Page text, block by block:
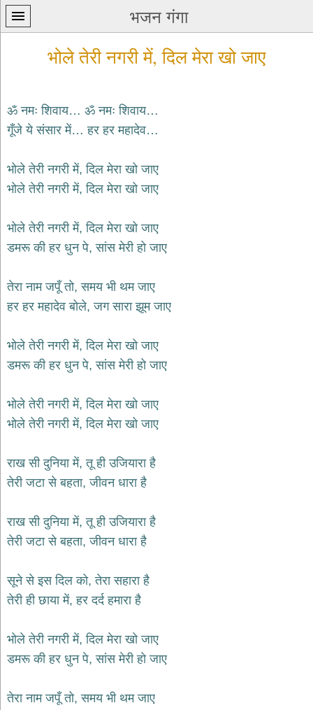
भजन गंगा
प्रथम
home
कृष्ण
bhajans
शिव
bhajans
हनुमान
hanuman
bhajans
साईं
sai
bhajans
जैन
jain
bhajans
durga
bhajans
ganesh
bhajans
भजन
raam
gurudev
भोले तेरी नगरी में, दिल मेरा खो जाए
ॐ नमः शिवाय… ॐ नमः शिवाय…
गूँजे ये संसार में… हर हर महादेव…
भोले तेरी नगरी में, दिल मेरा खो जाए
भोले तेरी नगरी में, दिल मेरा खो जाए
भोले तेरी नगरी में, दिल मेरा खो जाए
डमरू की हर धुन पे, सांस मेरी हो जाए
तेरा नाम जपूँ तो, समय भी थम जाए
हर हर महादेव बोले, जग सारा झूम जाए
भोले तेरी नगरी में, दिल मेरा खो जाए
डमरू की हर धुन पे, सांस मेरी हो जाए
भोले तेरी नगरी में, दिल मेरा खो जाए
भोले तेरी नगरी में, दिल मेरा खो जाए
राख सी दुनिया में, तू ही उजियारा है
तेरी जटा से बहता, जीवन धारा है
राख सी दुनिया में, तू ही उजियारा है
तेरी जटा से बहता, जीवन धारा है
सूने से इस दिल को, तेरा सहारा है
तेरी ही छाया में, हर दर्द हमारा है
भोले तेरी नगरी में, दिल मेरा खो जाए
डमरू की हर धुन पे, सांस मेरी हो जाए
तेरा नाम जपूँ तो, समय भी थम जाए